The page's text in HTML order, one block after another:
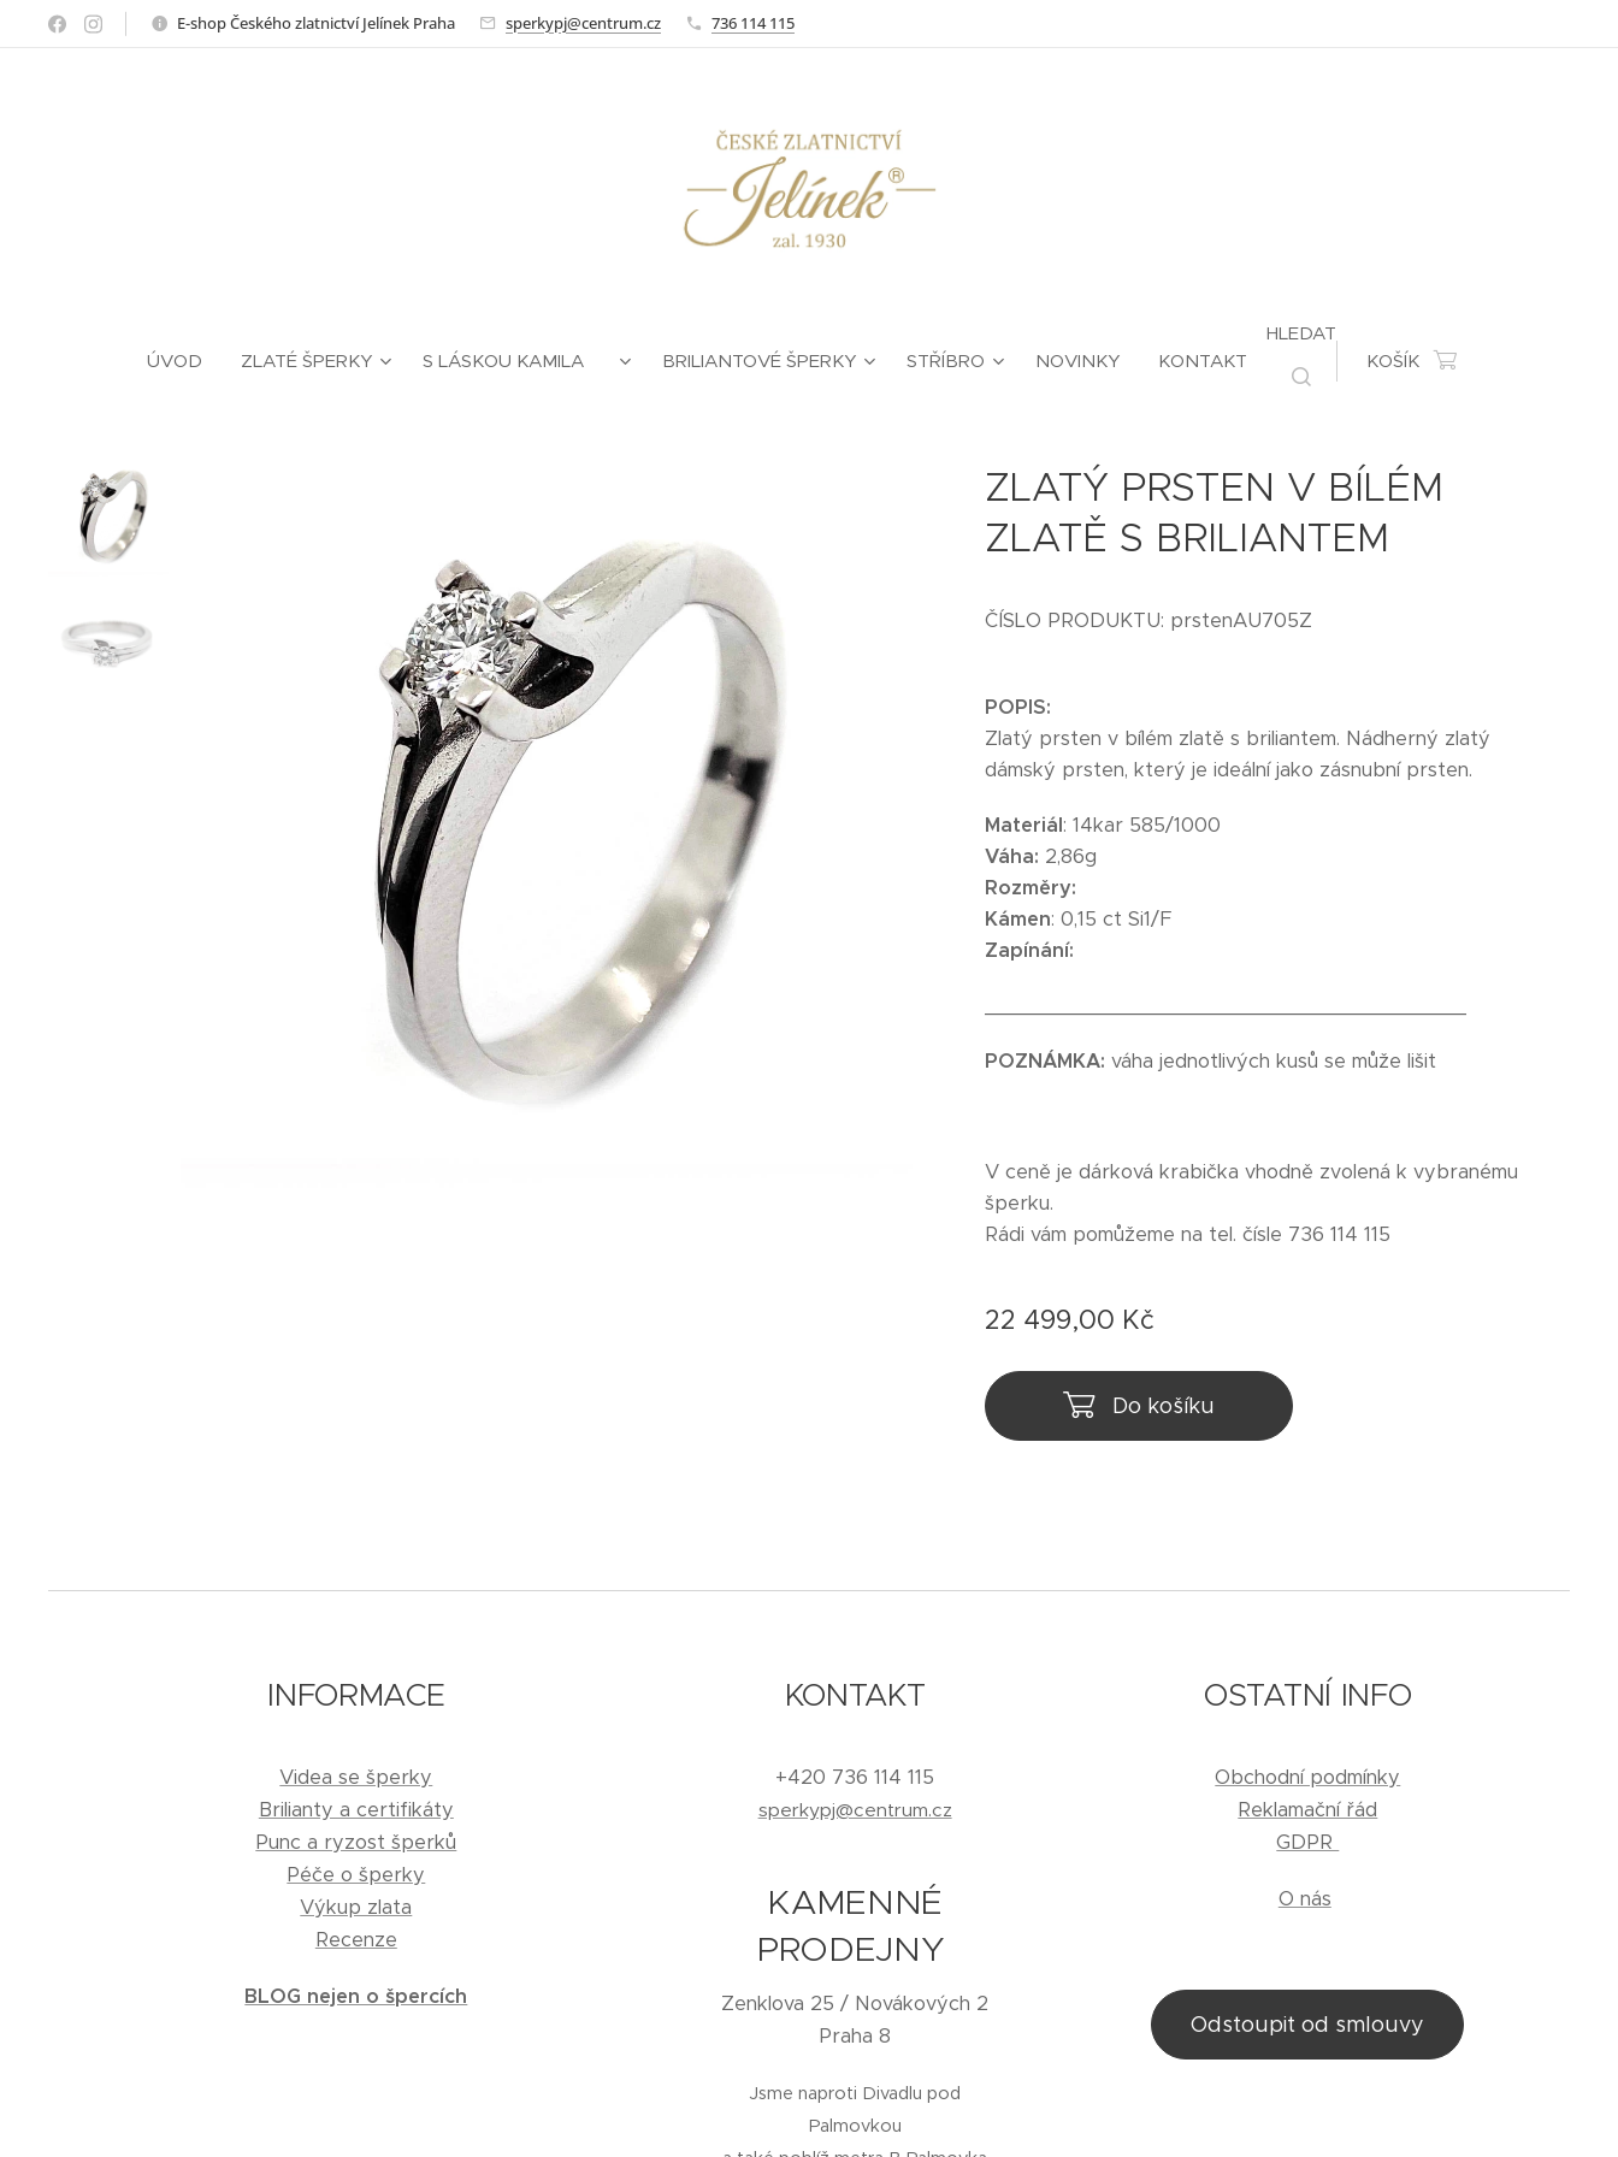
E-shop Českého zlatnictví Jelínek Praha sperkypj@centrum.cz 736 114 115
ÚVOD ZLATÉ ŠPERKY S LÁSKOU KAMILA ❤ BRILIANTOVÉ ŠPERKY STŘÍBRO NOVINKY KONTAKT
HLEDAT
KOŠÍK
ZLATÝ PRSTEN V BÍLÉM
ZLATĚ S BRILIANTEM
ČÍSLO PRODUKTU: prstenAU705Z
POPIS:
Zlatý prsten v bílém zlatě s briliantem. Nádherný zlatý
dámský prsten, který je ideální jako zásnubní prsten.
Materiál: 14kar 585/1000
Váha: 2,86g
Rozměry:
Kámen: 0,15 ct Si1/F
Zapínání:
POZNÁMKA:váha jednotlivých kusů se může lišit
V ceně je dárková krabička vhodně zvolená k vybranému
šperku.
Rádi vám pomůžeme na tel. čísle 736 114 115
22 499,00 Kč
Do košíku
INFORMACE
Videa se šperky
Brilianty a certifikáty
Punc a ryzost šperků
Péče o šperky
Výkup zlata
Recenze
BLOG nejen o špercích
KONTAKT
+420 736 114 115
sperkypj@centrum.cz
KAMENNÉ
PRODEJNY
Zenklova 25 / Novákových 2
Praha 8
Jsme naproti Divadlu pod
Palmovkou
OSTATNÍ INFO
Obchodní podmínky
Reklamační řád
GDPR
O nás
Odstoupit od smlouvy